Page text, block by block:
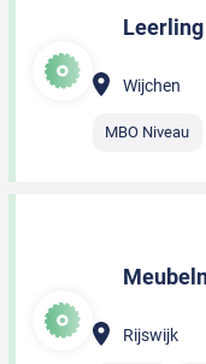
Wijchen
MBO Niveau
Rijswijk